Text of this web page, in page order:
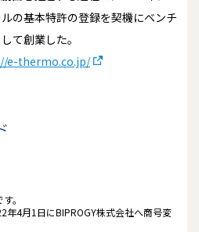
の基本特許の登録を契機にベンチ
て創業した。
e-thermo.co.jp/
。
年4月1日にBIPROGY株式会社へ商号変